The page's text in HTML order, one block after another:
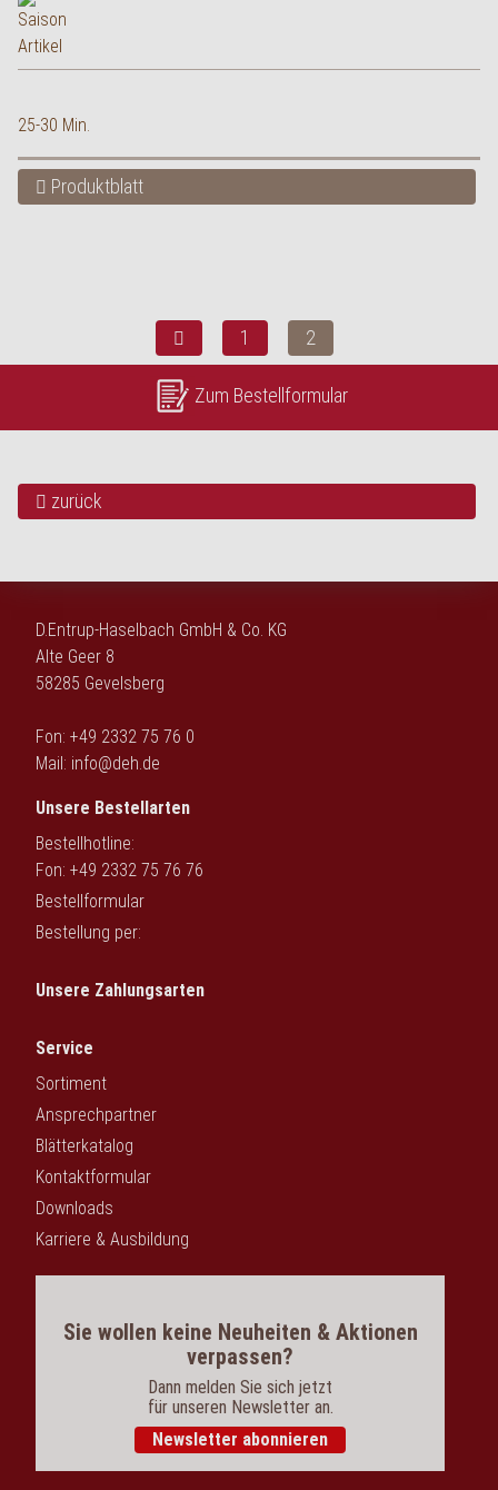
25-30 Min.
Produktblatt
1 2
Zum Bestellformular
zurück
D.Entrup-Haselbach GmbH & Co. KG
Alte Geer 8
58285 Gevelsberg
Fon: +49 2332 75 76 0
Mail: info@deh.de
Unsere Bestellarten
Bestellhotline:
Fon: +49 2332 75 76 76
Bestellformular
Bestellung per:
Unsere Zahlungsarten
Service
Sortiment
Ansprechpartner
Blätterkatalog
Kontaktformular
Downloads
Karriere & Ausbildung
Sie wollen keine Neuheiten & Aktionen
verpassen?
Dann melden Sie sich jetzt
für unseren Newsletter an.
Newsletter abonnieren